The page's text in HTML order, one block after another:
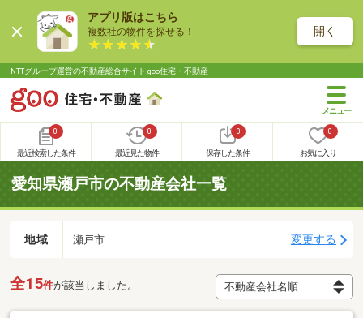
アプリ版はこちら
複数社の物件を探せる！ 開く
NTTグループ運営の不動産総合サイト goo住宅・不動産
0
最近検索した条件
0
最近見た物件
0
保存した条件
0
お気に入り
愛知県瀬戸市の不動産会社一覧
地域 瀬戸市 変更する
全15件が該当しました。